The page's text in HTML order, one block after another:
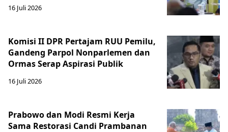
16 Juli 2026
Komisi II DPR Pertajam RUU Pemilu,
Gandeng Parpol Nonparlemen dan
Ormas Serap Aspirasi Publik
16 Juli 2026
Prabowo dan Modi Resmi Kerja
Sama Restorasi Candi Prambanan